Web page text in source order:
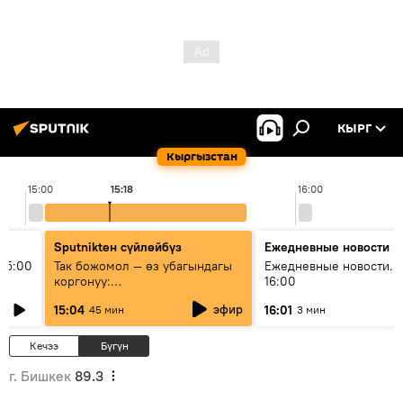
Кыргызстан
КЫРГ
15:00 16:00
15:18
Sputnikteн сүйлөйбүз
Так божомол — өз убагындагы
коргонуу:
гидрометеорологиялык кызмат
кантип өркүндөтүлүүдө
15:04 45 мин эфир
Ежедневные новости
Ежедневные новости.
16:00
16:01 3 мин
Кечээ Бүгүн
г. Бишкек 89.3